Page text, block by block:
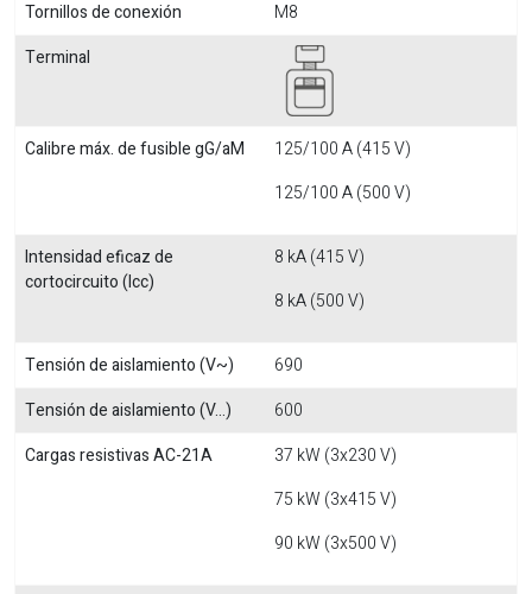
Tornillos de conexión
M8
Terminal
Calibre máx. de fusible gG/aM
125/100 A (415 V)
125/100 A (500 V)
Intensidad eficaz de
cortocircuito (Icc)
8 kA (415 V)
8 kA (500 V)
Tensión de aislamiento (V~)
690
Tensión de aislamiento (V...)
600
Cargas resistivas AC-21A
37 kW (3x230 V)
75 kW (3x415 V)
90 kW (3x500 V)